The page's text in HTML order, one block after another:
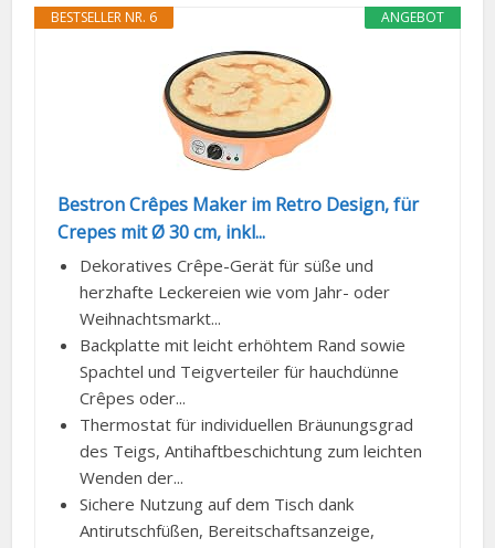
ANGEBOT
BESTSELLER NR. 6
Bestron Crêpes Maker im Retro Design, für
Crepes mit Ø 30 cm, inkl...
Dekoratives Crêpe-Gerät für süße und
herzhafte Leckereien wie vom Jahr- oder
Weihnachtsmarkt...
Backplatte mit leicht erhöhtem Rand sowie
Spachtel und Teigverteiler für hauchdünne
Crêpes oder...
Thermostat für individuellen Bräunungsgrad
des Teigs, Antihaftbeschichtung zum leichten
Wenden der...
Sichere Nutzung auf dem Tisch dank
Antirutschfüßen, Bereitschaftsanzeige,